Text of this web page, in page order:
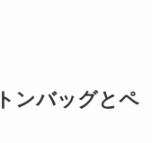
ンバッグとペ